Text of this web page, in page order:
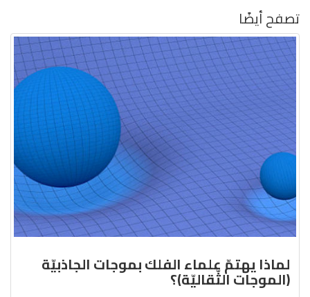
تصفح أيضًا
لماذا يهتمّ علماء الفلك بموجات الجاذبيّة
(الموجات الثّقاليّة)؟